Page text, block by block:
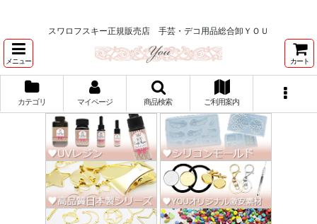
スワロフスキー正規販売店 手芸・デコ用品総合卸ＹＯＵ
メニュー カート
カテゴリ マイページ 商品検索 ご利用案内